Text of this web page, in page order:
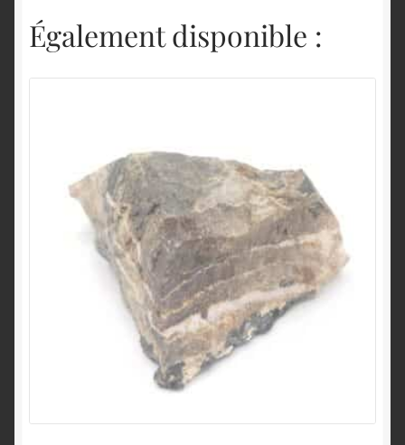
Également disponible :